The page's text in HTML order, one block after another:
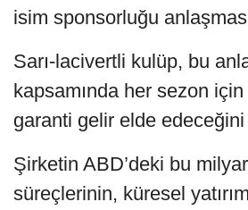
isim sponsorluğu
Sarı-lacivertli kulüp, bu
kapsamında her sezon
garanti gelir elde
Şirketin ABD’deki bu
süreçlerinin, küresel